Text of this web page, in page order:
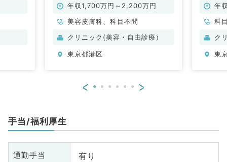
常勤）年収1,700万円～2,200万円
美容皮膚科、科目不問
クリニック(美容・自由診療）
東京都港区
年
科
ク
東
< >
手当/福利厚生
通勤手当 有り